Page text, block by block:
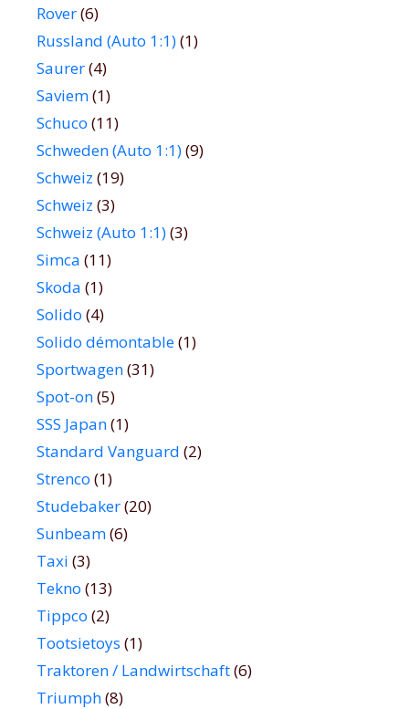
Rover(6)
Russland (Auto 1:1)(1)
Saurer(4)
Saviem(1)
Schuco (11)
Schweden (Auto 1:1)(9)
Schweiz (19)
Schweiz (3)
Schweiz (Auto 1:1)(3)
Simca (11)
Skoda (1)
Solido (4)
Solido démontable(1)
Sportwagen(31)
Spot-on(5)
SSS Japan(1)
Standard Vanguard (2)
Strenco (1)
Studebaker(20)
Sunbeam(6)
Taxi (3)
Tekno (13)
Tippco (2)
Tootsietoys (1)
Traktoren / Landwirtschaft(6)
Triumph(8)